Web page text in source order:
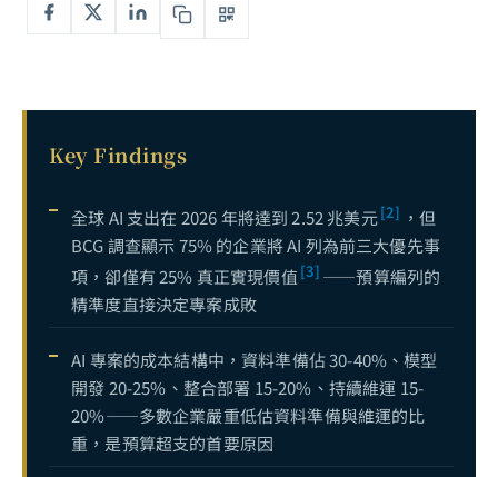
10
11 AI 客服與智能對話系統完全指南：從規則引擎到 LLM 驅動，打造 24/7 全通路智慧客服
企業知識管理 AI 完全指南：從文件搜尋到智能知識庫，用 RAG 與 LLM 解鎖組織隱性知識
AI 職涯攻略：如何用生成式 AI 打造不可替代的專業優勢——先行者紅利與雙向槓桿策略
數據驅動是什麼？Data-Driven 決策完全指南：從概念到企業實踐的 DIKW 框架
Key Findings
全球 AI 支出在 2026 年將達到 2.52 兆美元[2] ，但
BCG 調查顯示 75% 的企業將 AI 列為前三大優先事
項，卻僅有 25% 真正實現價值 [3] ——預算編列的
精準度直接決定專案成敗
AI 專案的成本結構中，資料準備佔 30-40%、模型
開發 20-25%、整合部署 15-20%、持續維運 15-
20%——多數企業嚴重低估資料準備與維運的比
重，是預算超支的首要原因